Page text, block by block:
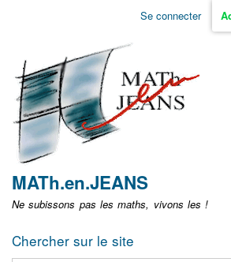
Aller
non
identifié
Se connecter
MATh.en.JEANS
Ne subissons pas les maths, vivons les !
Chercher sur le site